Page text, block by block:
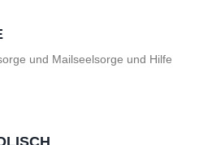
und Mailseelsorge und Hilfe